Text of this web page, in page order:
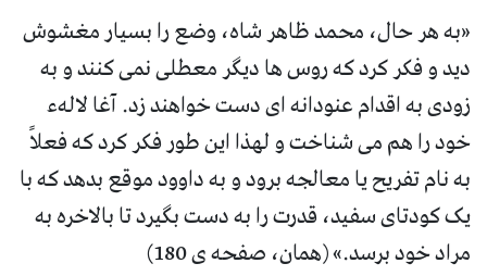
«به هر حال، محمد ظاهر شاه، وضع را بسیار مغشوش
دید و فکر کرد که روس ها دیگر معطلی نمی کنند و به
زودی به اقدام عنودانه ای دست خواهند زد. آغا لالهء
خود را هم می شناخت و لهذا این طور فکر کرد که فعلاً
به نام تفریح یا معالجه برود و به داوود موقع بدهد که با
یک کودتای سفید، قدرت را به دست بگیرد تا بالاخره به
مراد خود برسد.» (همان، صفحه ی 180)